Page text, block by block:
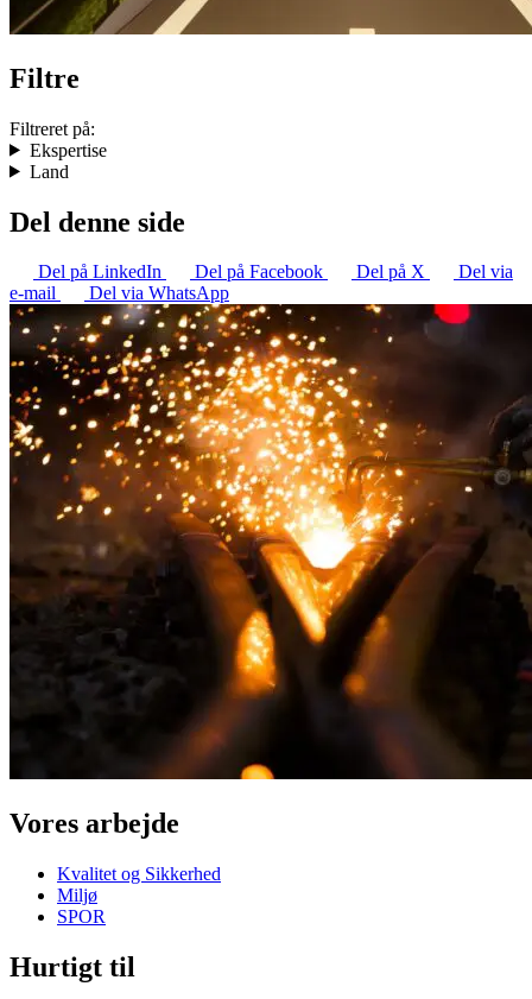
Filtre
Filtreret på:
Ekspertise
Land
Del denne side
Del på LinkedIn Del på Facebook Del på X
Del via
e-mail
Del via WhatsApp
Vores arbejde
Kvalitet og Sikkerhed
Miljø
SPOR
Hurtigt til